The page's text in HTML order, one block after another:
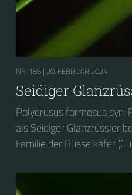
NR. 186 | 20. FEBRUAR 2024
Seidiger
Polydrusus formosus syn.
als Seidiger Glanzrüssler
Familie der Rüsselkäfer